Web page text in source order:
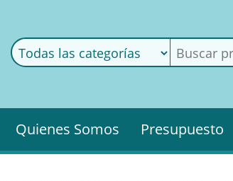
Quienes Somos Presupuesto